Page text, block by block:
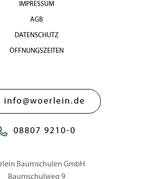
IMPRESSUM
AGB
DATENSCHUTZ
ÖFFNUNGSZEITEN
info@woerlein.de
08807 9210-0
Baumschulen GmbH
Baumschulweg 9